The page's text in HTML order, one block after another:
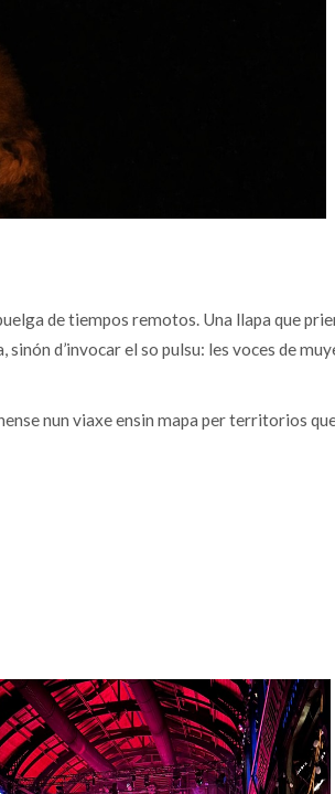
de tiempos remotos. Una llapa que
d’invocar el so pulsu: les voces de
nun viaxe ensin mapa per territorios